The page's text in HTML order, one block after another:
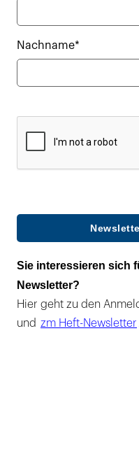
Nachname*
Sie interessieren sich
Newsletter?
Hier geht zu den
und zm Heft-Newsletter